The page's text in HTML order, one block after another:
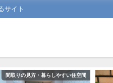
サイト
間取りの見方・暮らしやすい住空間